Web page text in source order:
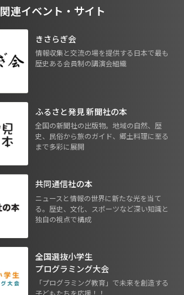
関連イベント・サイト
きさらぎ会
情報収集と交流の場を提供する日本で最も
歴史ある会員制の講演会組織
ふるさと発見 新聞社の本
全国の新聞社の出版物。地域の自然、歴
史、民俗から旅のガイド、郷土料理に至る
まで多彩に展開
共同通信社の本
ニュースと情報の世界に新たな光を当て
る。歴史、文化、スポーツなど深い知識と
独自の視点で構成
全国選抜小学生
プログラミング大会
「プログラミング教育」で未来を創造する